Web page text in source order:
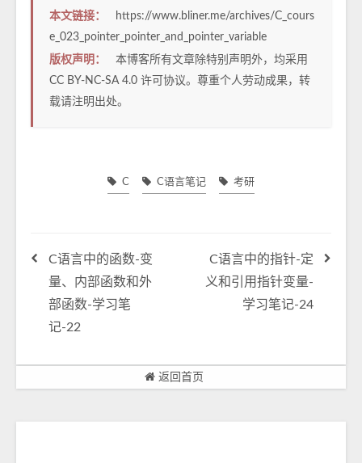
本文链接：
https://www.bliner.me/archives/C_cours
e_023_pointer_pointer_and_pointer_variable
版权声明：
本博客所有文章除特别声明外，均采用
CC BY-NC-SA 4.0 许可协议。尊重个人劳动成果，转
载请注明出处。
C C语言笔记 考研
C语言中的函数-变
量、内部函数和外
部函数-学习笔
记-22
C语言中的指针-定
义和引用指针变量-
学习笔记-24
返回首页